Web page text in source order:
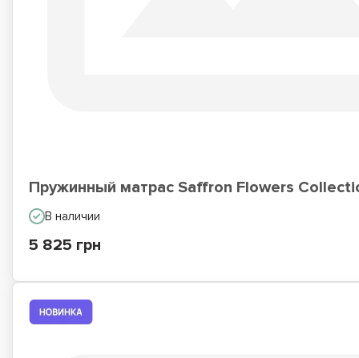
Пружинный матрас Saffron Flowers
В наличии
5 825 грн